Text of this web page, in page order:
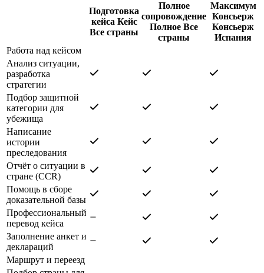
Подготовка
кейса Кейс
Все страны
Полное
сопровождение
Полное Все
страны
Максимум
Консьерж
Консьерж
Испания
Работа над кейсом
Анализ ситуации,
разработка
стратегии
Подбор защитной
категории для
убежища
Написание
истории
преследования
Отчёт о ситуации в
стране (CCR)
Помощь в сборе
доказательной базы
Профессиональный
перевод кейса
Заполнение анкет и
деклараций
Маршрут и переезд